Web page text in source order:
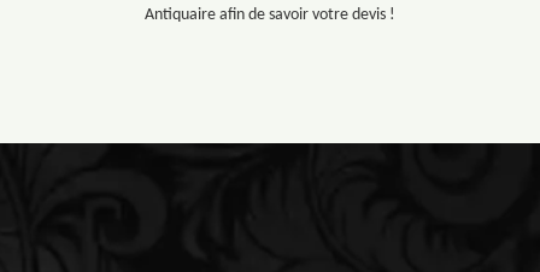
Antiquaire afin de savoir votre devis !